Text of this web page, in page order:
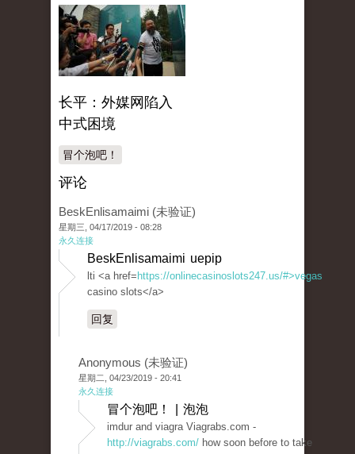
长平：外媒网陷入
中式困境
冒个泡吧！
评论
BeskEnlisamaimi (未验证)
星期三, 04/17/2019 - 08:28
永久连接
BeskEnlisamaimi uepip
lti <a href= https://onlinecasinoslots247.us/#>vegas
casino slots</a>
回复
Anonymous (未验证)
星期二, 04/23/2019 - 20:41
永久连接
冒个泡吧！ | 泡泡
imdur and viagra Viagrabs.com -
http://viagrabs.com/ how soon before to take